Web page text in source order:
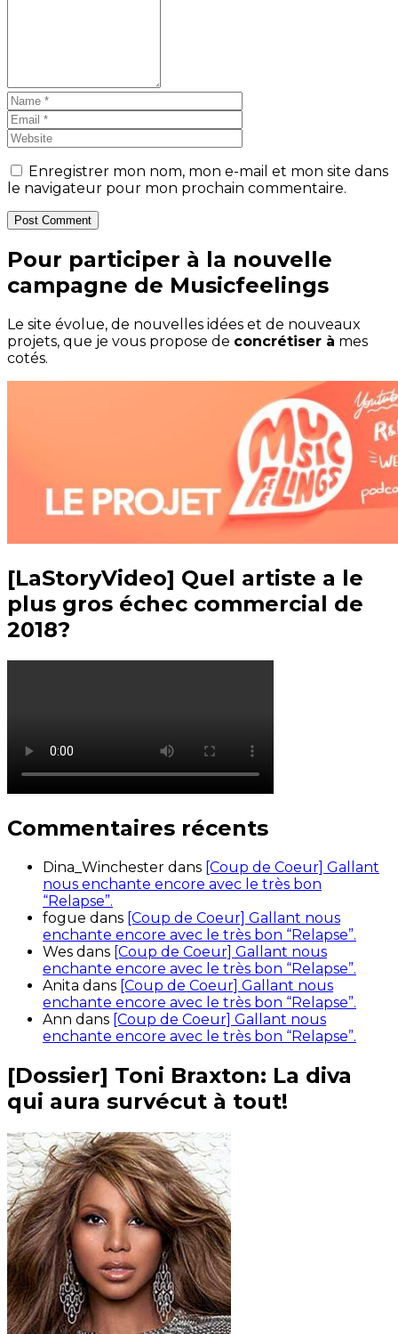
Enregistrer mon nom, mon e-mail et mon site dans
le navigateur pour mon prochain commentaire.
Post Comment
Pour participer à la nouvelle
campagne de Musicfeelings
Le site évolue, de nouvelles idées et de nouveaux
projets, que je vous propose de concrétiser à mes
cotés.
[LaStoryVideo] Quel artiste a le
plus gros échec commercial de
2018?
Commentaires récents
Dina_Winchester dans [Coup de Coeur] Gallant
nous enchante encore avec le très bon
“Relapse”.
fogue dans [Coup de Coeur] Gallant nous
enchante encore avec le très bon “Relapse”.
Wes dans [Coup de Coeur] Gallant nous
enchante encore avec le très bon “Relapse”.
Anita dans [Coup de Coeur] Gallant nous
enchante encore avec le très bon “Relapse”.
Ann dans [Coup de Coeur] Gallant nous
enchante encore avec le très bon “Relapse”.
[Dossier] Toni Braxton: La diva
qui aura survécut à tout!